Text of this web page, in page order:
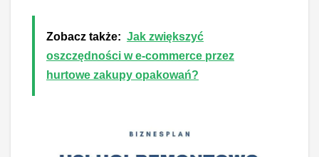
Zobacz także: Jak zwiększyć
oszczędności w e-commerce przez
hurtowe zakupy opakowań?